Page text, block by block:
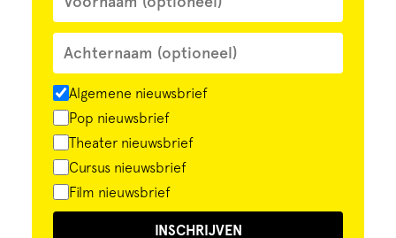
Algemene nieuwsbrief
Pop nieuwsbrief
Theater nieuwsbrief
Cursus nieuwsbrief
Film nieuwsbrief
INSCHRIJVEN